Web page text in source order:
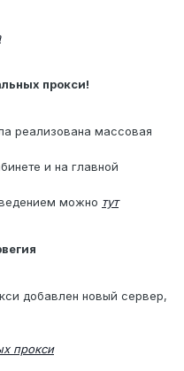
прокси!
реализована массовая
и на главной
можно тут
добавлен новый сервер,
прокси